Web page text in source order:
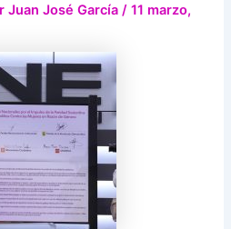
Juan José García/11 marzo,